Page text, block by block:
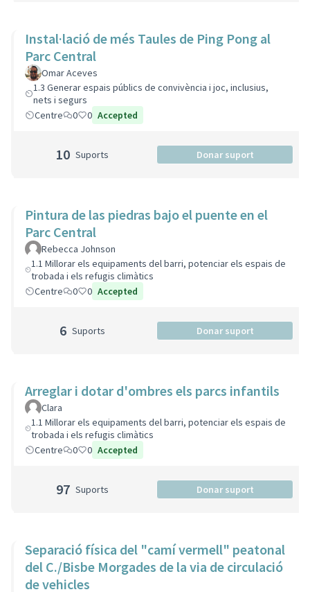
Instal·lació de més Taules de Ping Pong al
Parc Central
Omar Aceves
1.3 Generar espais públics de convivència i joc, inclusius,
nets i segurs
Centre
0 0 Accepted
10 Suports Donar suport
Pintura de las piedras bajo el puente en el
Parc Central
Rebecca Johnson
1.1 Millorar els equipaments del barri, potenciar els espais de
trobada i els refugis climàtics
Centre
0 0 Accepted
6 Suports Donar suport
Arreglar i dotar d'ombres els parcs infantils
Clara
1.1 Millorar els equipaments del barri, potenciar els espais de
trobada i els refugis climàtics
Centre
0 0 Accepted
97 Suports Donar suport
Separació física del "camí vermell" peatonal
del C./Bisbe Morgades de la via de circulació
de vehicles